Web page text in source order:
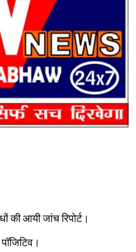
की आयी जांच रिपोर्ट।